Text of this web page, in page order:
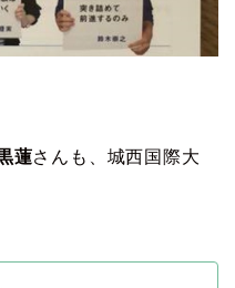
蓮さんも、城西国際大